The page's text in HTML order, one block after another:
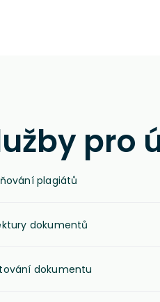
pro
plagiátů
dokumentů
dokumentu